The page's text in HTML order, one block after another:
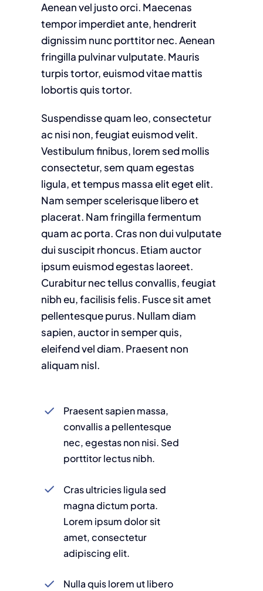
Aenean vel justo orci. Maecenas
tempor imperdiet ante, hendrerit
dignissim nunc porttitor nec. Aenean
fringilla pulvinar vulputate. Mauris
turpis tortor, euismod vitae mattis
lobortis quis tortor.
Suspendisse quam leo, consectetur
ac nisi non, feugiat euismod velit.
Vestibulum finibus, lorem sed mollis
consectetur, sem quam egestas
ligula, et tempus massa elit eget elit.
Nam semper scelerisque libero et
placerat. Nam fringilla fermentum
quam ac porta. Cras non dui vulputate
dui suscipit rhoncus. Etiam auctor
ipsum euismod egestas laoreet.
Curabitur nec tellus convallis, feugiat
nibh eu, facilisis felis. Fusce sit amet
pellentesque purus. Nullam diam
sapien, auctor in semper quis,
eleifend vel diam. Praesent non
aliquam nisl.
Praesent sapien massa,
convallis a pellentesque
nec, egestas non nisi. Sed
porttitor lectus nibh.
Cras ultricies ligula sed
magna dictum porta.
Lorem ipsum dolor sit
amet, consectetur
adipiscing elit.
Nulla quis lorem ut libero